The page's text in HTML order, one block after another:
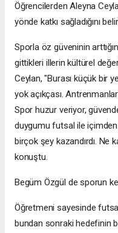
Öğrencilerden Aleyna
yönde katkı sağladığını
Sporla öz güveninin
gittikleri illerin kültürel
Ceylan, "Burası küçük bir
yok açıkçası.
Spor huzur veriyor,
duygumu futsal ile
birçok şey kazandırdı. Ne
konuştu.
Begüm Özgül de sporun
Öğretmeni sayesinde futsal
bundan sonraki hedefinin